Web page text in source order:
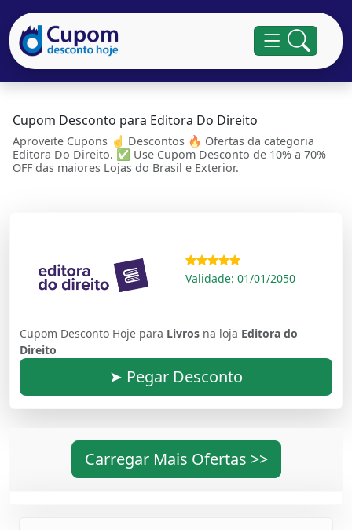
Cupom Desconto para Editora Do Direito
Aproveite Cupons ☝ Descontos 🔥 Ofertas da categoria
Editora Do Direito. ✅ Use Cupom Desconto de 10% a 70%
OFF das maiores Lojas do Brasil e Exterior.
Validade: 01/01/2050
Cupom Desconto Hoje para Livros na loja Editora do
Direito
➤ Pegar Desconto
Carregar Mais Ofertas >>